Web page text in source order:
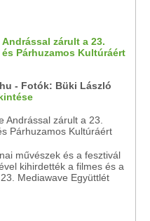
zárult a 23.
Párhuzamos Kultúráért
- Fotók: Büki László
művészek és a fesztivál
kihirdették a filmes és a
Mediawave Együttlét